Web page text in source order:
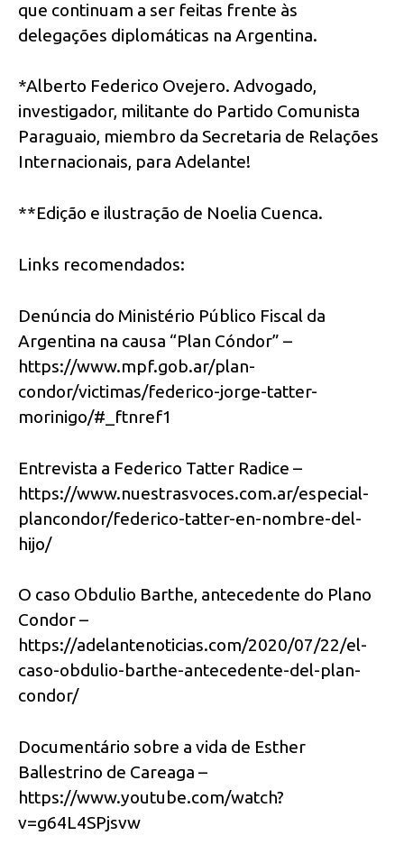
que continuam a ser feitas frente às
delegações diplomáticas na Argentina.
*Alberto Federico Ovejero. Advogado,
investigador, militante do Partido Comunista
Paraguaio, miembro da Secretaria de Relações
Internacionais, para Adelante!
**Edição e ilustração de Noelia Cuenca.
Links recomendados:
Denúncia do Ministério Público Fiscal da
Argentina na causa “Plan Cóndor” –
https://www.mpf.gob.ar/plan-
condor/victimas/federico-jorge-tatter-
morinigo/#_ftnref1
Entrevista a Federico Tatter Radice –
https://www.nuestrasvoces.com.ar/especial-
plancondor/federico-tatter-en-nombre-del-
hijo/
O caso Obdulio Barthe, antecedente do Plano
Condor –
https://adelantenoticias.com/2020/07/22/el-
caso-obdulio-barthe-antecedente-del-plan-
condor/
Documentário sobre a vida de Esther
Ballestrino de Careaga –
https://www.youtube.com/watch?
v=g64L4SPjsvw